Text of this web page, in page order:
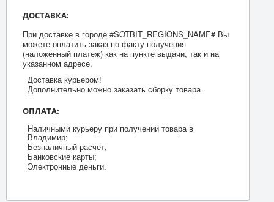
ДОСТАВКА:
При доставке в городе #SOTBIT_REGIONS_NAME# Вы
можете оплатить заказ по факту получения
(наложенный платеж) как на пункте выдачи, так и на
указанном адресе.
Доставка курьером!
Дополнительно можно заказать сборку товара.
ОПЛАТА:
Наличными курьеру при получении товара в
Владимир;
Безналичный расчет;
Банковские карты;
Электронные деньги.